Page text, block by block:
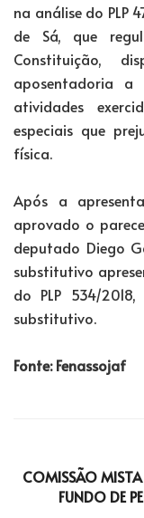
na análise do PLP
de Sá, que
Constituição,
aposentadoria a
atividades
especiais que
física.
Após a
aprovado o
deputado Diego
substitutivo
do PLP 534/
substitutivo.
Fonte: Fenassojaf
COMISSÃO
FUNDO DE